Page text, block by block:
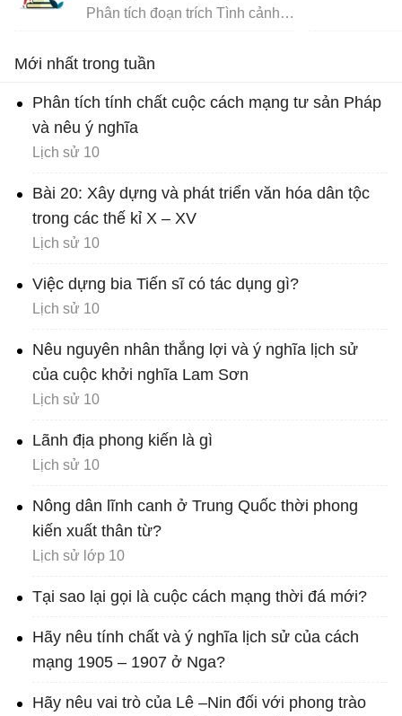
Phân tích đoạn trích Tình cảnh lẻ loi của người chinh phụ
Mới nhất trong tuần
Phân tích tính chất cuộc cách mạng tư sản Pháp
và nêu ý nghĩa
Lịch sử 10
Bài 20: Xây dựng và phát triển văn hóa dân tộc
trong các thế kỉ X – XV
Lịch sử 10
Việc dựng bia Tiến sĩ có tác dụng gì?
Lịch sử 10
Nêu nguyên nhân thắng lợi và ý nghĩa lịch sử
của cuộc khởi nghĩa Lam Sơn
Lịch sử 10
Lãnh địa phong kiến là gì
Lịch sử 10
Nông dân lĩnh canh ở Trung Quốc thời phong
kiến xuất thân từ?
Lịch sử lớp 10
Tại sao lại gọi là cuộc cách mạng thời đá mới?
Hãy nêu tính chất và ý nghĩa lịch sử của cách
mạng 1905 – 1907 ở Nga?
Hãy nêu vai trò của Lê –Nin đối với phong trào